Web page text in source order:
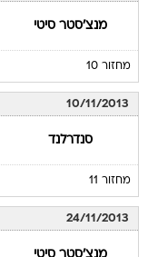
מנצ'סטר סיטי
מחזור 10
10/11/2013
סנדרלנד
מחזור 11
24/11/2013
מנצ'סטר סיטי